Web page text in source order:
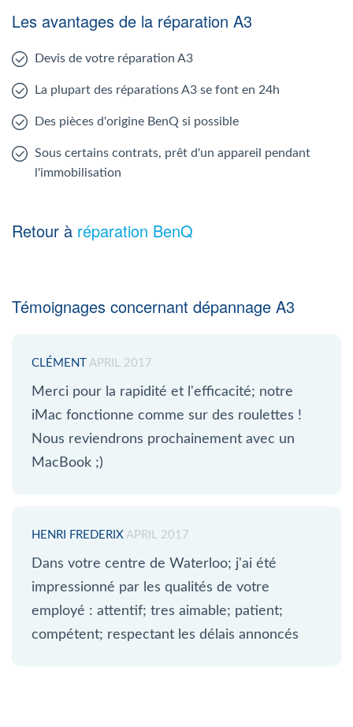
Les avantages de la réparation A3
Devis de votre réparation A3
La plupart des réparations A3 se font en 24h
Des pièces d'origine BenQ si possible
Sous certains contrats, prêt d'un appareil pendant
l'immobilisation
Retour à réparation BenQ
Témoignages concernant dépannage A3
CLÉMENT APRIL 2017
Merci pour la rapidité et l'efficacité; notre
iMac fonctionne comme sur des roulettes !
Nous reviendrons prochainement avec un
MacBook ;)
HENRI FREDERIX APRIL 2017
Dans votre centre de Waterloo; j'ai été
impressionné par les qualités de votre
employé : attentif; tres aimable; patient;
compétent; respectant les délais annoncés